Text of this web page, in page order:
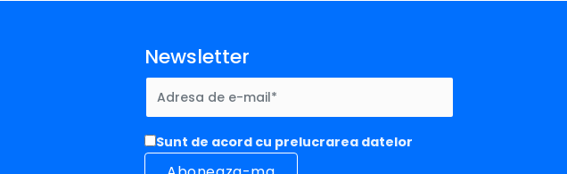
Newsletter
Sunt de acord cu prelucrarea datelor